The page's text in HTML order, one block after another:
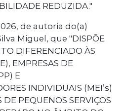
REDUZIDA."
de autoria do(a)
Miguel, que "DISPÕE
DIFERENCIADO ÀS
EMPRESAS DE
E
INDIVIDUAIS (MEI’s)
PEQUENOS SERVIÇOS